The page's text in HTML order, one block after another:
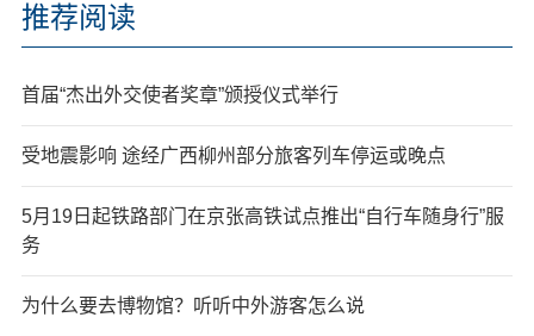
推荐阅读
首届“杰出外交使者奖章”颁授仪式举行
受地震影响 途经广西柳州部分旅客列车停运或晚点
5月19日起铁路部门在京张高铁试点推出“自行车随身行”服
务
为什么要去博物馆？听听中外游客怎么说